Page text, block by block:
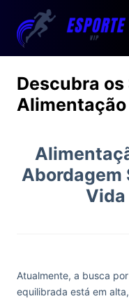
Descubra os
Alimentação
Abordagem
Vida
Atualmente, a busca
equilibrada está em